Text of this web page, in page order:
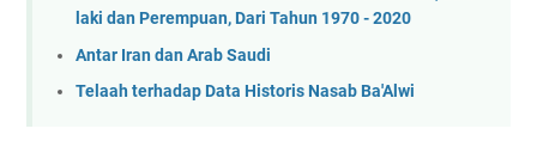
laki dan Perempuan, Dari Tahun 1970 - 2020
Antar Iran dan Arab Saudi
Telaah terhadap Data Historis Nasab Ba'Alwi